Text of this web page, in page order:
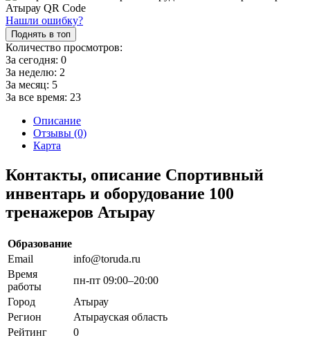
Нашли ошибку?
Поднять в топ
Количество просмотров:
За сегодня: 0
За неделю: 2
За месяц: 5
За все время: 23
Описание
Отзывы (0)
Карта
Контакты, описание Спортивный
инвентарь и оборудование 100
тренажеров Атырау
Образование
Email
info@toruda.ru
Время
работы
пн-пт 09:00–20:00
Город
Атырау
Регион
Атырауская область
Рейтинг
0